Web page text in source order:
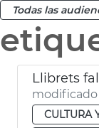
Todas las
Llibrets
modificado
CULTURA